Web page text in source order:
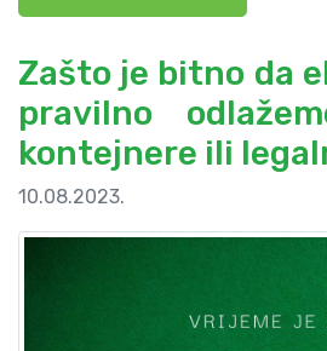
Zašto je bitno da
pravilno
kontejnere ili
10.08.2023.